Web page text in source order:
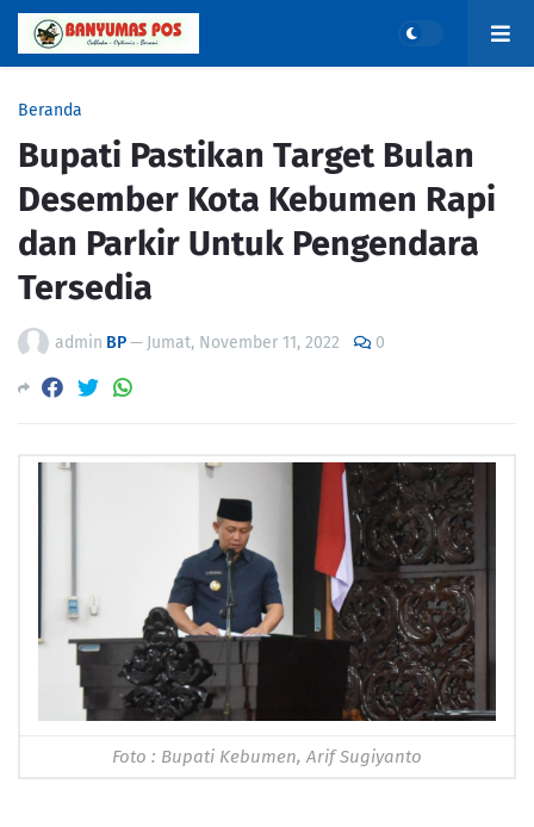
Beranda
Bupati Pastikan Target Bulan
Desember Kota Kebumen Rapi
dan Parkir Untuk Pengendara
Tersedia
admin BP— Jumat, November 11, 2022 0
Foto : Bupati Kebumen, Arif Sugiyanto